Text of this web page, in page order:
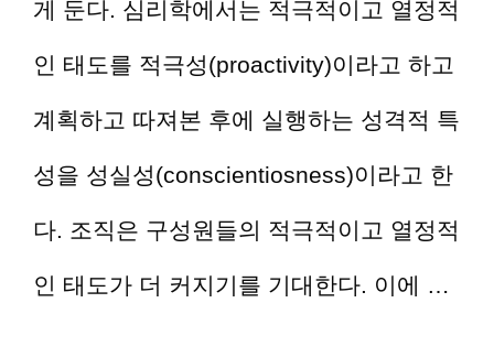
게 둔다. 심리학에서는 적극적이고 열정적
인 태도를 적극성(proactivity)이라고 하고
계획하고 따져본 후에 실행하는 성격적 특
성을 성실성(conscientiosness)이라고 한
다. 조직은 구성원들의 적극적이고 열정적
인 태도가 더 커지기를 기대한다. 이에 …